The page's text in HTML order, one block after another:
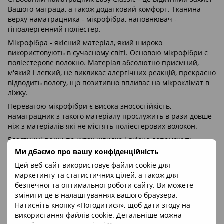
Ми дбаємо про вашу конфіденційність
Цей веб-сайт використовує файли cookie для
маркетингу та статистичних цілей, а також для
безпечної та оптимальної роботи сайту. Ви можете
змінити це в налаштуваннях вашого браузера.
Натисніть кнопку «Погодитися», щоб дати згоду на
використання файлів cookie. Детальніше можна
Вашого матраца, а також додатковий комфорт. Тканина
верху наматрацника - мікрофібра, наповнювач -
гіпоалергенний поліестер.
Мікрофібра - якісний матеріал, який широко
використовують в сучасному світі. Основою мікрофібри є
поліестерове волокно. Матеріал абсолютно приємний,
м'який і легкий, не викликає алергічних реакцій, прекрасно
відводить вологу, що позитивно впливає на мікроклімат в
ліжку.
Перевагою мікрофібри є висока зносостійкість,
наматрацник з такого матеріалу прослужить в рази довше
ніж з матеріалів які не містять поліестерових волокон.
Еластичні гумки по кутах швидко і якісно допоможуть
закріпити наматрацник і запобігти його ковзанню.
Інструкції по догляду: